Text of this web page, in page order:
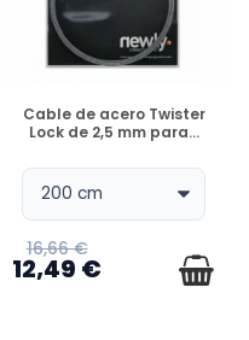
DISPONIBLE
Cable de acero Twister
Lock de 2,5 mm para...
16,66 €
12,49 €